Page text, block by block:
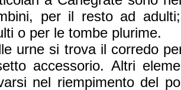
per il resto ad
o per le tombe plurime.
urne si trova il corredo
accessorio. Altri
nel riempimento del